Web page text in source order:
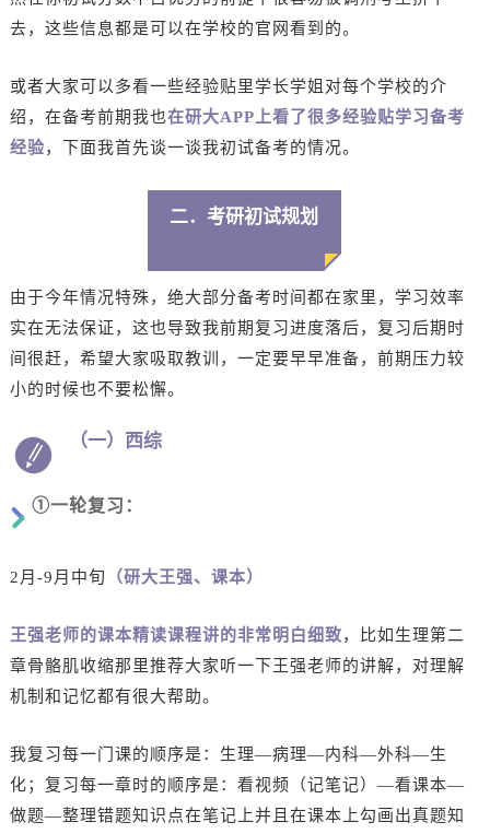
去，这些信息都是可以在学校的官网看到的。
或者大家可以多看一些经验贴里学长学姐对每个学校的介
绍，在备考前期我也在研大APP上看了很多经验贴学习备考
经验，下面我首先谈一谈我初试备考的情况。
二．考研初试规划
由于今年情况特殊，绝大部分备考时间都在家里，学习效率
实在无法保证，这也导致我前期复习进度落后，复习后期时
间很赶，希望大家吸取教训，一定要早早准备，前期压力较
小的时候也不要松懈。
（一）西综
①一轮复习：
2月-9月中旬 （研大王强、课本）
王强老师的课本精读课程讲的非常明白细致，比如生理第二
章骨骼肌收缩那里推荐大家听一下王强老师的讲解，对理解
机制和记忆都有很大帮助。
我复习每一门课的顺序是：生理—病理—内科—外科—生
化；复习每一章时的顺序是：看视频（记笔记）—看课本—
做题—整理错题知识点在笔记上并且在课本上勾画出真题知